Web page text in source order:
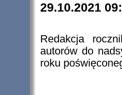
29.10.2021
Redakcja
autorów do
roku